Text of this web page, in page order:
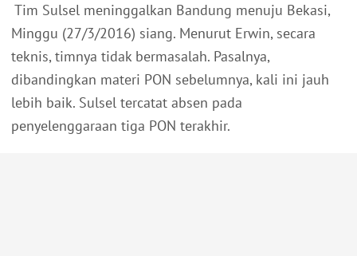
Tim Sulsel meninggalkan Bandung menuju Bekasi,
Minggu (27/3/2016) siang. Menurut Erwin, secara
teknis, timnya tidak bermasalah. Pasalnya,
dibandingkan materi PON sebelumnya, kali ini jauh
lebih baik. Sulsel tercatat absen pada
penyelenggaraan tiga PON terakhir.